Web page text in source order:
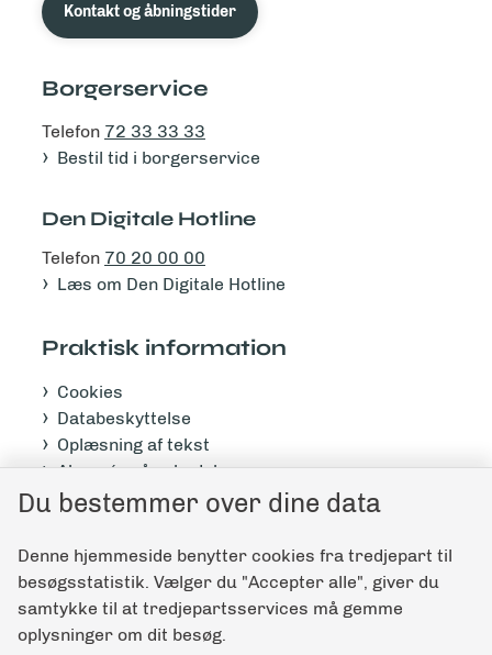
Kontakt og åbningstider
Borgerservice
Telefon 72 33 33 33
Bestil tid i borgerservice
Den Digitale Hotline
Telefon 70 20 00 00
Læs om Den Digitale Hotline
Praktisk information
Cookies
Databeskyttelse
Oplæsning af tekst
Abonnér på nyhedsbrev
Tilgængelighedserklæring
Giv feedback til denne side
Du bestemmer over dine data
Denne hjemmeside benytter cookies fra tredjepart til
besøgsstatistik. Vælger du "Accepter alle", giver du
samtykke til at tredjepartsservices må gemme
oplysninger om dit besøg.